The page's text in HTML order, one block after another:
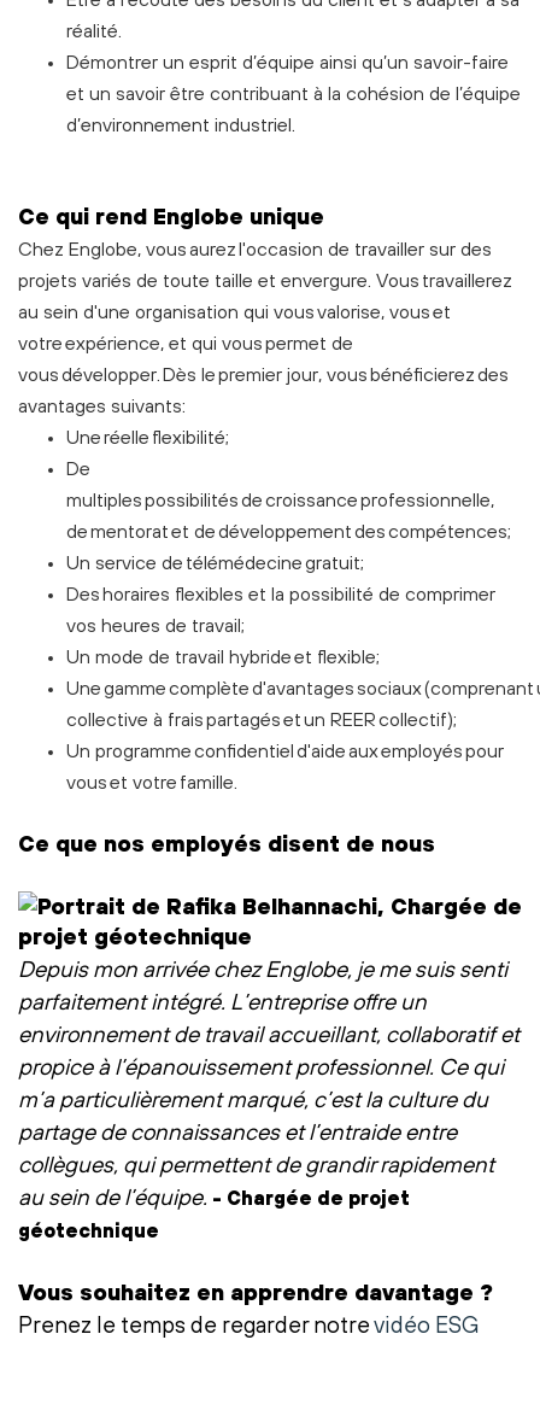
réalité.
Démontrer un esprit d’équipe ainsi qu’un savoir-faire
et un savoir être contribuant à la cohésion de l’équipe
d’environnement industriel.
Ce qui rend Englobe unique
Chez Englobe, vous aurez l'occasion de travailler sur des
projets variés de toute taille et envergure. Vous travaillerez
au sein d'une organisation qui vous valorise, vous et
votre expérience, et qui vous permet de
vous développer. Dès le premier jour, vous bénéficierez des
avantages suivants:
Une réelle flexibilité;
De
multiples possibilités de croissance professionnelle,
de mentorat et de développement des compétences;
Un service de télémédecine gratuit;
Des horaires flexibles et la possibilité de comprimer
vos heures de travail;
Un mode de travail hybride et flexible;
Une gamme complète d'avantages sociaux (comprenant
collective à frais partagés et un REER collectif);
Un programme confidentiel d'aide aux employés pour
vous et votre famille.
Ce que nos employés disent de nous
Depuis mon arrivée chez Englobe, je me suis senti
parfaitement intégré. L’entreprise offre un
environnement de travail accueillant, collaboratif et
propice à l’épanouissement professionnel. Ce qui
m’a particulièrement marqué, c’est la culture du
partage de connaissances et l’entraide entre
collègues, qui permettent de grandir rapidement
au sein de l’équipe. - Chargée de projet
géotechnique
Vous souhaitez en apprendre davantage ?
Prenez le temps de regarder notrevidéo ESG